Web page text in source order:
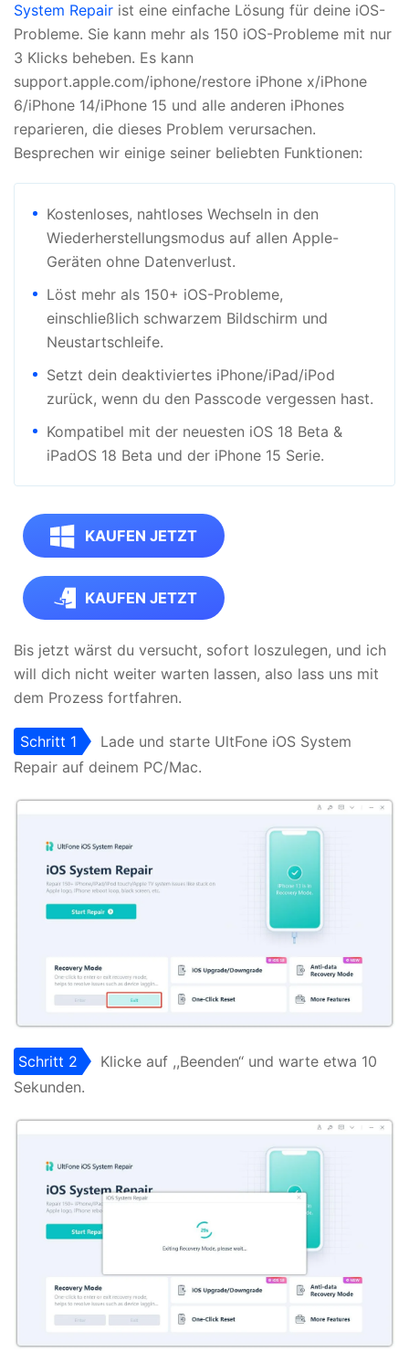
System Repair ist eine einfache Lösung für deine iOS-
Probleme. Sie kann mehr als 150 iOS-Probleme mit nur
3 Klicks beheben. Es kann
support.apple.com/iphone/restore iPhone x/iPhone
6/iPhone 14/iPhone 15 und alle anderen iPhones
reparieren, die dieses Problem verursachen.
Besprechen wir einige seiner beliebten Funktionen:
Kostenloses, nahtloses Wechseln in den
Wiederherstellungsmodus auf allen Apple-
Geräten ohne Datenverlust.
Löst mehr als 150+ iOS-Probleme,
einschließlich schwarzem Bildschirm und
Neustartschleife.
Setzt dein deaktiviertes iPhone/iPad/iPod
zurück, wenn du den Passcode vergessen hast.
Kompatibel mit der neuesten iOS 18 Beta &
iPadOS 18 Beta und der iPhone 15 Serie.
KAUFEN JETZT
KAUFEN JETZT
Bis jetzt wärst du versucht, sofort loszulegen, und ich
will dich nicht weiter warten lassen, also lass uns mit
dem Prozess fortfahren.
Schritt 1
Lade und starte UltFone iOS System
Repair auf deinem PC/Mac.
Schritt 2
Klicke auf ,,Beenden‘‘ und warte etwa 10
Sekunden.